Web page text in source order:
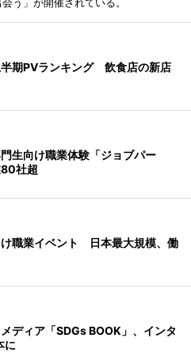
期PVランキング 飲食店の新店
生向け職業体験「ジョブパー
社超
職業イベント 日本最大規模、働
ディア「SDGs BOOK」、インタ
に